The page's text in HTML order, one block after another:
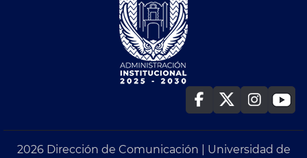
2026 Dirección de Comunicación | Universidad de